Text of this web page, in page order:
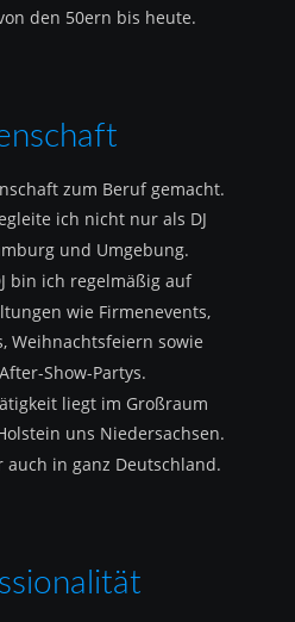
den 50ern bis heute.
zum Beruf gemacht.
ich nicht nur als DJ
und Umgebung.
bin ich regelmäßig auf
wie Firmenevents,
Weihnachtsfeiern sowie
Show-Partys.
liegt im Großraum
uns Niedersachsen.
auch in ganz Deutschland.